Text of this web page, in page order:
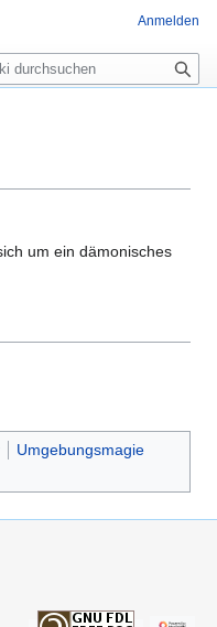
um ein dämonisches
Umgebungsmagie
Anmelden